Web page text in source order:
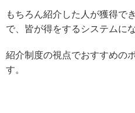
もちろん紹介した人が獲得で
で、皆が得をするシステムに
紹介制度の視点でおすすめの
す。